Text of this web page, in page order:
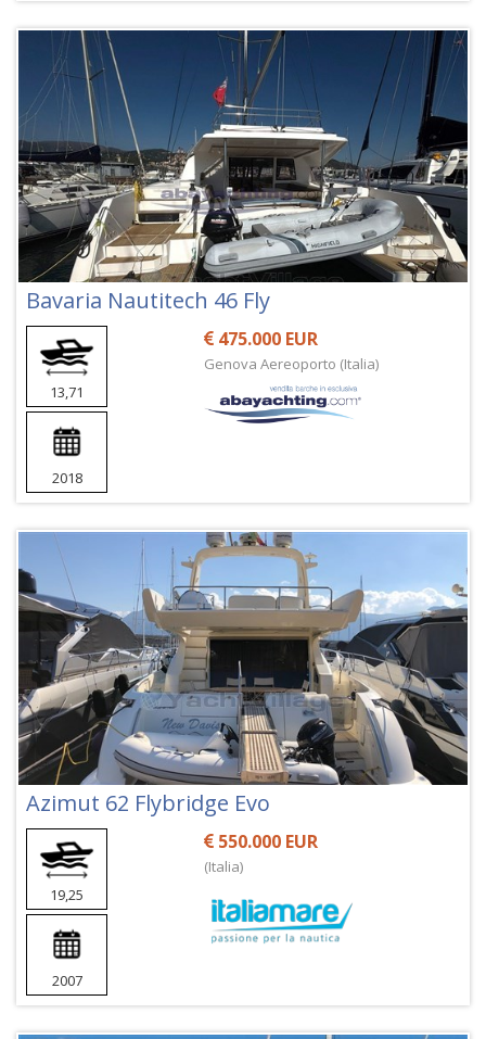
Bavaria Nautitech 46 Fly
13,71
2018
475.000 EUR
Genova Aereoporto (Italia)
Azimut 62 Flybridge Evo
19,25
2007
550.000 EUR
(Italia)